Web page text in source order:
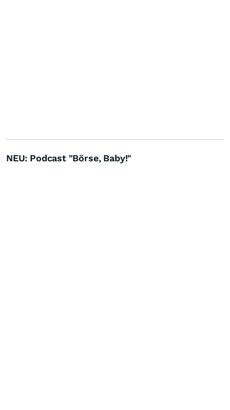
NEU: Podcast "Börse, Baby!"